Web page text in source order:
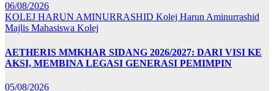
06/08/2026
KOLEJ HARUN AMINURRASHID Kolej Harun Aminurrashid
Majlis Mahasiswa Kolej
AETHERIS MMKHAR SIDANG 2026/2027: DARI VISI KE
AKSI, MEMBINA LEGASI GENERASI PEMIMPIN
05/08/2026